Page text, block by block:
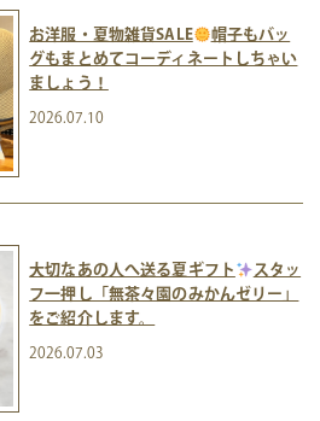
お洋服・夏物雑貨SALE
帽子もバッ
グもまとめてコーディネートしちゃい
ましょう！
2026.07.10
大切なあの人へ送る夏ギフト
スタッ
フ一押し「無茶々園のみかんゼリー」
をご紹介します。
2026.07.03